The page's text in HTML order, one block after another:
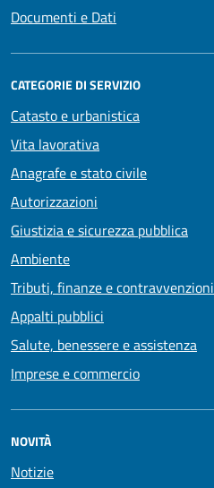
Documenti e Dati
CATEGORIE DI SERVIZIO
Catasto e urbanistica
Vita lavorativa
Anagrafe e stato civile
Autorizzazioni
Giustizia e sicurezza pubblica
Ambiente
Tributi, finanze e contravvenzioni
Appalti pubblici
Salute, benessere e assistenza
Imprese e commercio
NOVITÀ
Notizie